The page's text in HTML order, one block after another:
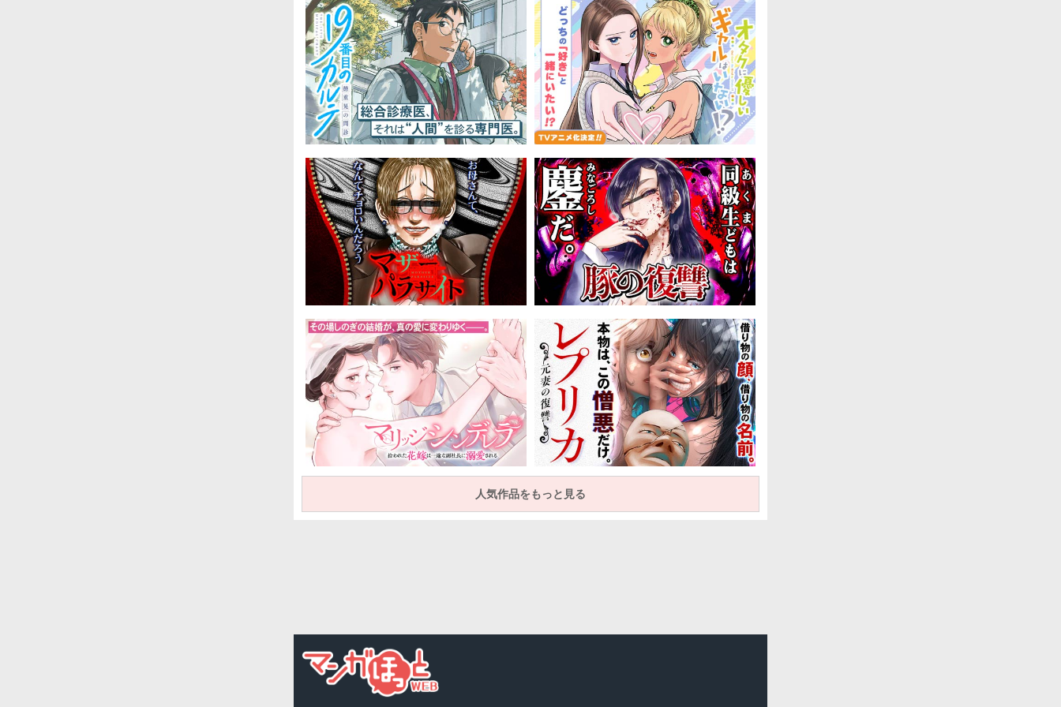
人気作品をもっと見る